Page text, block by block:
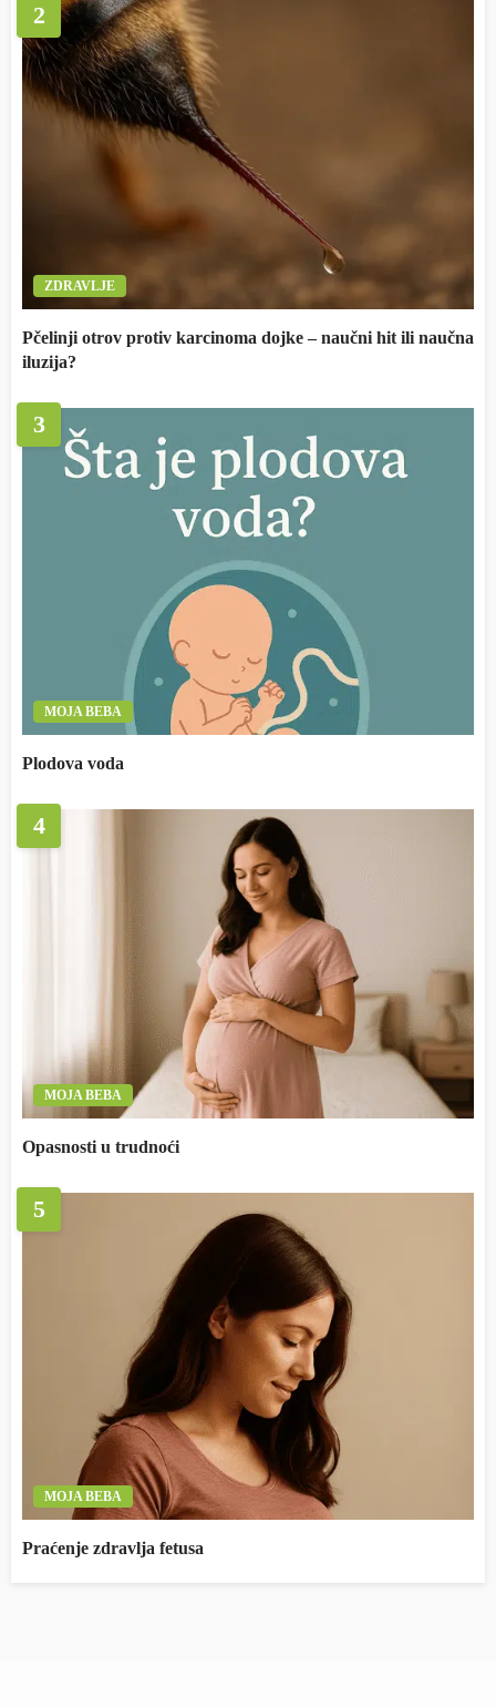
2
ZDRAVLJE
Pčelinji otrov protiv karcinoma dojke – naučni hit ili naučna
iluzija?
3
MOJA BEBA
Plodova voda
4
MOJA BEBA
Opasnosti u trudnoći
5
MOJA BEBA
Praćenje zdravlja fetusa